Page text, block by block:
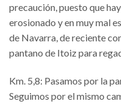
precaución, puesto que
erosionado y en muy mal
de Navarra, de reciente
pantano de Itoiz para
Km. 5,8: Pasamos por la
Seguimos por el mismo